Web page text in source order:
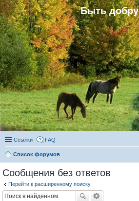
Быть добру
Ссылки FAQ
Список форумов
Сообщения без ответов
Перейти к расширенному поиску